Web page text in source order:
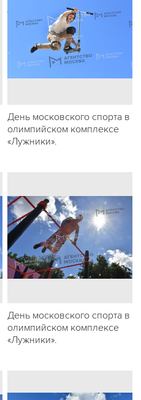
День московского спорта в
олимпийском комплексе
«Лужники».
День московского спорта в
олимпийском комплексе
«Лужники».